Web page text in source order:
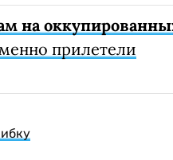
на
прилетели